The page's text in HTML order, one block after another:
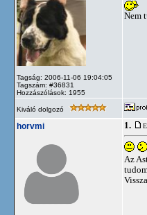
Tagság: 2006-11-06 19:04:05
Tagszám: #36831
Hozzászólások: 1955
Nem
Kiváló dolgozó
horvmi 1.
Az